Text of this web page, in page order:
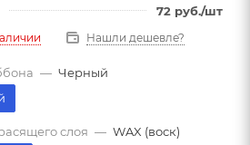
72 руб./шт
Нашли дешевле?
— Черный
слоя — WAX (воск)